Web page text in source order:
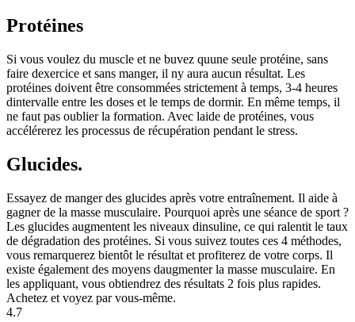
Protéines
Si vous voulez du muscle et ne buvez quune seule protéine, sans
faire dexercice et sans manger, il ny aura aucun résultat. Les
protéines doivent être consommées strictement à temps, 3-4 heures
dintervalle entre les doses et le temps de dormir. En même temps, il
ne faut pas oublier la formation. Avec laide de protéines, vous
accélérerez les processus de récupération pendant le stress.
Glucides.
Essayez de manger des glucides après votre entraînement. Il aide à
gagner de la masse musculaire. Pourquoi après une séance de sport ?
Les glucides augmentent les niveaux dinsuline, ce qui ralentit le taux
de dégradation des protéines. Si vous suivez toutes ces 4 méthodes,
vous remarquerez bientôt le résultat et profiterez de votre corps. Il
existe également des moyens daugmenter la masse musculaire. En
les appliquant, vous obtiendrez des résultats 2 fois plus rapides.
Achetez et voyez par vous-même.
4.7